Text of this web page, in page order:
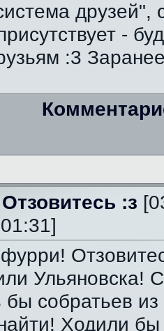
друзей",
-
:3
Отзовитесь :з
01:31]
Ульяновска!
бы собратьев из
Ходили бы